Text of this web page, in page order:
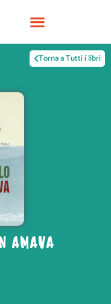
Torna a Tutti i libri
AMAVA